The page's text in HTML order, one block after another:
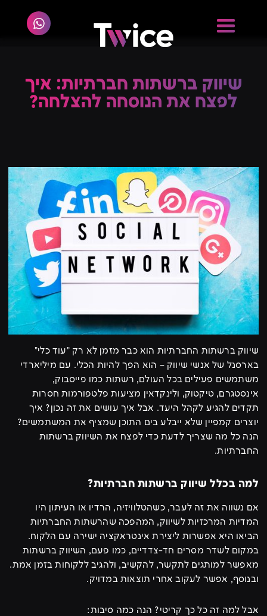
שיווק ברשתות חברתיות: איך
לפצח את הנוסחה להצלחה?
שיווק ברשתות החברתיות הוא כבר מזמן לא רק "עוד כלי"
בארסנל של אנשי שיווק – הוא הפך להיות הכלי. עם מיליארדי
משתמשים פעילים בכל העולם, רשתות כמו פייסבוק,
אינסטגרם, טיקטוק, ולינקדאין מציעות פלטפורמות חסרות
תקדים להגיע לקהל היעד. אבל איך עושים את זה נכון? איך
יוצרים קמפיין שלא ייבלע בים התוכן שמציף את המשתמשים?
הנה כל מה שצריך לדעת כדי לפצח את השיווק ברשתות
החברתיות.
למה בכלל שיווק ברשתות חברתיות?
אם נשווה את זה לעבר, כשהטלוויזיה, הרדיו או העיתון היו
המדיות המרכזיות לשיווק, המהפכה שהרשתות החברתיות
הביאו היא אפשרות ליצירת אינטראקציה ישירה עם הלקוח.
במקום לשדר מסרים חד-צדדיים, כמו פעם, השיווק ברשתות
מאפשר למותגים לתקשר, להקשיב, ולהגיב ללקוחות בזמן אמת.
ובנוסף, אפשר לעקוב אחרי תוצאות במדויק.
אבל למה זה כל כך קריטי? הנה כמה סיבות: